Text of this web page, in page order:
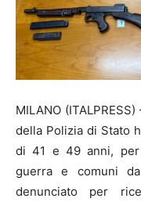
MILANO
della Polizia di Stato
di 41 e 49 anni,
guerra e comuni
denunciato per